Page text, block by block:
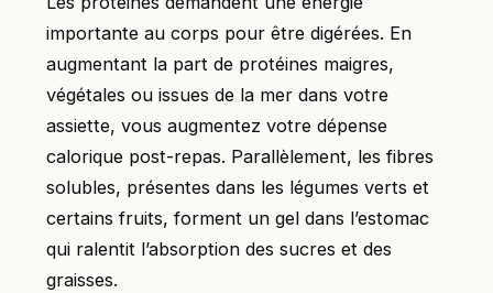
importante au corps pour être digérées. En
augmentant la part de protéines maigres,
végétales ou issues de la mer dans votre
assiette, vous augmentez votre dépense
calorique post-repas. Parallèlement, les fibres
solubles, présentes dans les légumes verts et
certains fruits, forment un gel dans l’estomac
qui ralentit l’absorption des sucres et des
graisses.